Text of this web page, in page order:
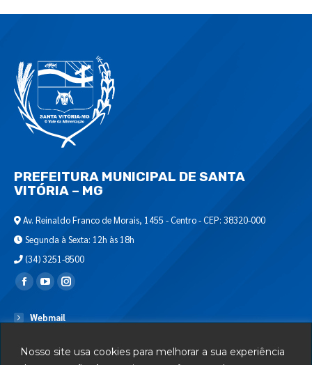
Nosso site usa cookies para melhorar a sua experiência
PREFEITURA MUNICIPAL DE SANTA
VITÓRIA – MG
Av. Reinaldo Franco de Morais, 1455 - Centro - CEP: 38320-000
Segunda à Sexta: 12h às 18h
(34) 3251-8500
Encontre-nos em:
Webmail